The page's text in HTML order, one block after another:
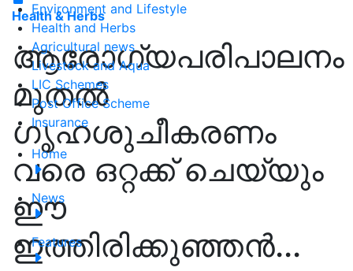
Environment and Lifestyle
Health and Herbs
Agricultural news
Livestock and Aqua
LIC Schemes
Post Office Scheme
Insurance
Home
News
Features
Health & Herbs
ആരോഗ്യപരിപാലനം
മുതൽ
ഗൃഹശുചീകരണം
വരെ ഒറ്റക്ക് ചെയ്യും
ഈ
ഇത്തിരിക്കുഞ്ഞൻ...